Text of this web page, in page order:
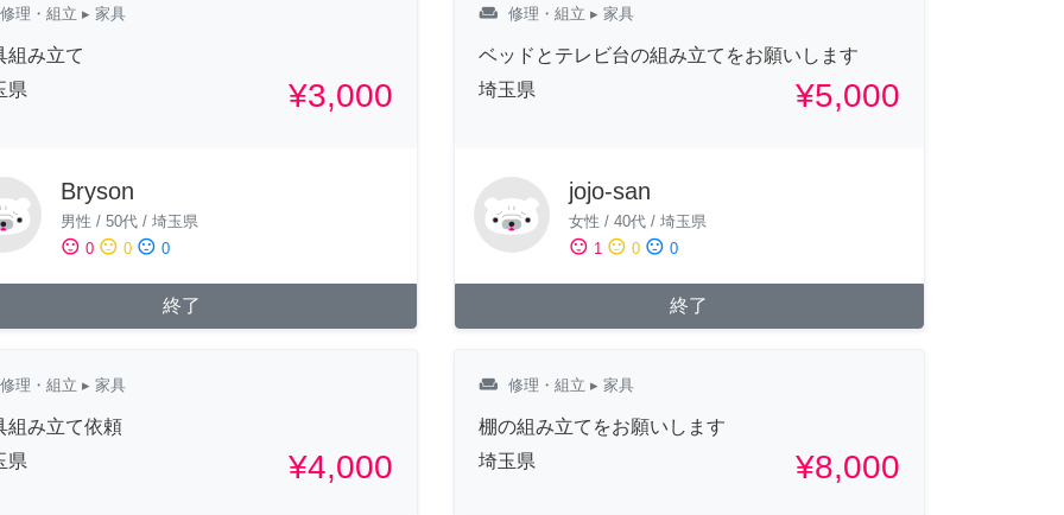
修理・組立 ▸ 家具
組み立て
県
¥3,000
Bryson
男性 / 50代 / 埼玉県
sentiment_satisfied 0 sentiment_neutral 0 sentiment_dissatisfied 0
終了
weekend 修理・組立 ▸ 家具
ベッドとテレビ台の組み立てをお願いします
埼玉県
¥5,000
jojo-san
女性 / 40代/ 埼玉県
sentiment_satisfied 1 sentiment_neutral 0 sentiment_dissatisfied 0
終了
修理・組立 ▸ 家具
組み立て依頼
県
¥4,000
weekend 修理・組立 ▸ 家具
棚の組み立てをお願いします
埼玉県
¥8,000